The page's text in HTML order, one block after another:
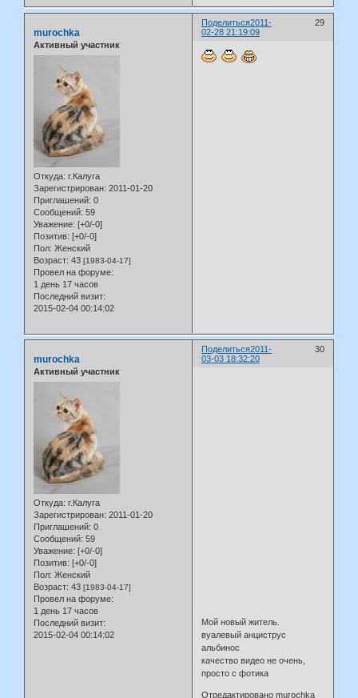
Поделиться 29
2011-
02-28 21:19:09
murochka
Активный участник
Откуда: г.Калуга
Зарегистрирован: 2011-01-20
Приглашений: 0
Сообщений: 59
Уважение: [+0/-0]
Позитив: [+0/-0]
Пол: Женский
Возраст: 43 [1983-04-17]
Провел на форуме:
1 день 17 часов
Последний визит:
2015-02-04 00:14:02
Поделиться 30
2011-
03-03 18:32:20
murochka
Активный участник
Откуда: г.Калуга
Зарегистрирован: 2011-01-20
Приглашений: 0
Сообщений: 59
Уважение: [+0/-0]
Позитив: [+0/-0]
Пол: Женский
Возраст: 43 [1983-04-17]
Провел на форуме:
1 день 17 часов
Последний визит:
2015-02-04 00:14:02
Мой новый житель.
вуалевый анциструс
альбинос
качество видео не очень,
просто с фотика
Отредактировано murochka